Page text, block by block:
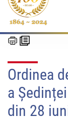
Ordinea
a
din 28